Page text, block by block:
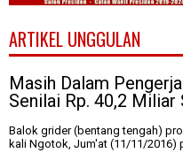
ARTIKEL UNGGULAN
Masih Dalam
Senilai Rp. 40,2 Miliar
Balok grider (bentang tengah)
kali Ngotok, Jum'at (11/11/2016)